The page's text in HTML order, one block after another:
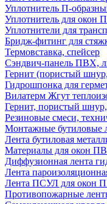
Уплотнитель П-
Уплотнитель для окон
Уплотнители для
Бридж-фитинг для
Термовставка, спейсер
Сэндвич-панель ПВХ,
Гернит (пористый
Гидрошпонка для
Вилатерм Жгут
Гернит, пористый
Резиновые смеси,
Монтажные бутиловые
Лента бутиловая
Материалы для окон
Диффузионная лента
Лента
Лента ПСУЛ для окон
Противопожарные